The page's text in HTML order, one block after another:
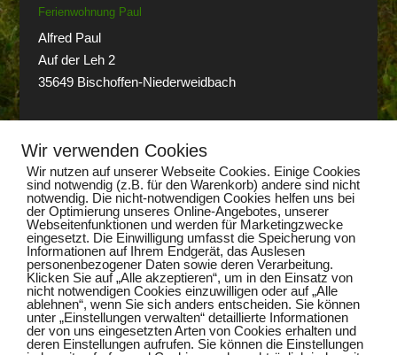
Ferienwohnung Paul
Alfred Paul
Auf der Leh 2
35649 Bischoffen-Niederweidbach
+49 (0) 6444 1391 info@paul-niederweidbach.de
Impressum
Datenschutzerklärung
Dezidierter Bildnachweis
Wir verwenden Cookies
Wir nutzen auf unserer Webseite Cookies. Einige Cookies
sind notwendig (z.B. für den Warenkorb) andere sind nicht
notwendig. Die nicht-notwendigen Cookies helfen uns bei
der Optimierung unseres Online-Angebotes, unserer
Webseitenfunktionen und werden für Marketingzwecke
eingesetzt. Die Einwilligung umfasst die Speicherung von
Informationen auf Ihrem Endgerät, das Auslesen
personenbezogener Daten sowie deren Verarbeitung.
Klicken Sie auf „Alle akzeptieren“, um in den Einsatz von
nicht notwendigen Cookies einzuwilligen oder auf „Alle
ablehnen“, wenn Sie sich anders entscheiden. Sie können
unter „Einstellungen verwalten“ detaillierte Informationen
der von uns eingesetzten Arten von Cookies erhalten und
deren Einstellungen aufrufen. Sie können die Einstellungen